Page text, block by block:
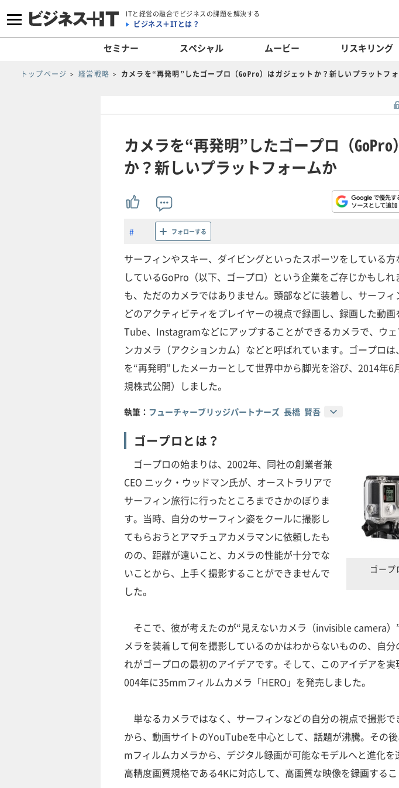
ITと経営の融合でビジネスの課題を解決する
ビジネス＋ITとは？
セミナー スペシャル ムービー リスキリング
トップページ 経営戦略 カメラを“再発明”したゴープロ（GoPro）はガジェットか？新しいプラットフ
カメラを“再発明”したゴープロ（
か？新しいプラットフォームか
フォローする
サーフィンやスキー、ダイビングといったスポーツをしている
しているGoPro（以下、ゴープロ）という企業をご存じかもし
も、ただのカメラではありません。頭部などに装着し、サーフ
どのアクティビティをプレイヤーの視点で録画し、録画した動
Tube、Instagramなどにアップすることができるカメラで、ウ
ンカメラ（アクションカム）などと呼ばれています。ゴープロ
を“再発明”したメーカーとして世界中から脚光を浴び、2014年
規株式公開）しました。
執筆： フューチャーブリッジパートナーズ 長橋 賢吾
ゴープロとは？
ゴープ
ゴープロの始まりは、2002年、同社の創業者兼
CEO ニック・ウッドマン氏が、オーストラリアで
サーフィン旅行に行ったところまでさかのぼりま
す。当時、自分のサーフィン姿をクールに撮影し
てもらおうとアマチュアカメラマンに依頼したも
のの、距離が遠いこと、カメラの性能が十分でな
いことから、上手く撮影することができませんで
した。
そこで、彼が考えたのが“見えないカメラ（invisible camera）
メラを装着して何を撮影しているのかはわからないものの、自
れがゴープロの最初のアイデアです。そして、このアイデアを
004年に35mmフィルムカメラ「HERO」を発売しました。
単なるカメラではなく、サーフィンなどの自分の視点で撮影
から、動画サイトのYouTubeを中心として、話題が沸騰。その
mフィルムカメラから、デジタル録画が可能なモデルへと進化を
高精度画質規格である4Kに対応して、高画質な映像を録画するこ